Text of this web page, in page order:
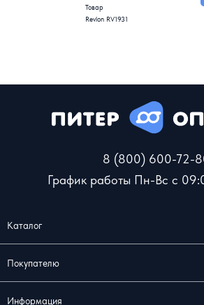
Товар
Revlon RV1931
8 (800) 600-72-
График работы Пн-Вс с
Каталог
Покупателю
Информация